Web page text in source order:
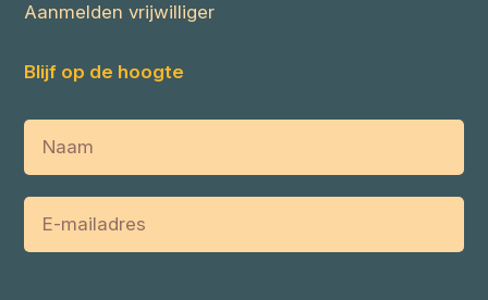
Aanmelden vrijwilliger
Blijf op de hoogte